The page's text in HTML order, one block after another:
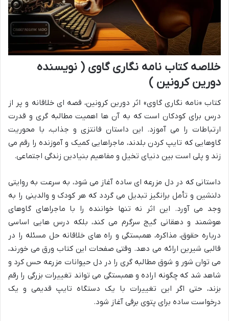
خلاصه کتاب نامه نگاری گاوی ( نویسنده
دورین کرونین )
کتاب «نامه نگاری گاوی» اثر دورین کرونین، قصه ای خلاقانه و پر از
درس برای کودکان است که به آن ها اهمیت مطالبه گری و قدرت
ارتباطات را می آموزد. این داستان فانتزی و جذاب، با محوریت
گاوهایی که تایپ کردن بلدند، ماجراهایی کمیک و آموزنده را رقم می
زند و پلی است بین دنیای تخیل و مفاهیم بنیادین زندگی اجتماعی.
داستانی که در دل مزرعه ای ساده آغاز می شود، به سرعت به روایتی
دلنشین و تأمل برانگیز تبدیل می گردد که هر کودک و والدینی را به
وجد می آورد. این اثر نه تنها خواننده را با ماجراهای گاوهای
هوشمند و دهقانی گیج سرگرم می کند، بلکه درس هایی اساسی
درباره حقوق، مذاکره، همبستگی و راه های خلاقانه حل مسئله را در
قالبی شیرین ارائه می دهد. وقتی صفحات این کتاب ورق می خورند،
می توان شور و شوق مطالبه گری را در دل حیوانات مزرعه حس کرد و
شاهد شد که چگونه اراده و همبستگی می تواند تغییرات بزرگی را رقم
بزند، حتی اگر این تغییرات با یک دستگاه تایپ قدیمی و یک
درخواست ساده برای پتوی برقی آغاز شود.